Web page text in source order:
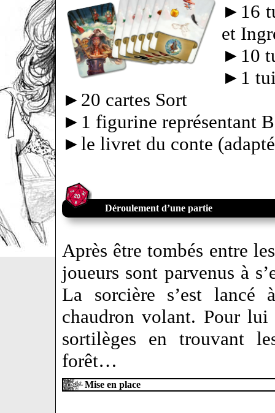
►16
et
►10
►1
►20 cartes Sort
►1 figurine représentant
►le livret du conte
Déroulement d’une partie
Après être tombés entre
joueurs sont parvenus à
La sorcière s’est
chaudron volant. Pour
sortilèges en trouvant
forêt…
Mise en place